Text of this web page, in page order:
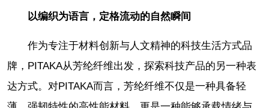
以编织为语言，定格流动的自然瞬间
作为专注于材料创新与人文精神的科技生活方式品
牌，PITAKA从芳纶纤维出发，探索科技产品的另一种表
达方式。对PITAKA而言，芳纶纤维不仅是一种具备轻